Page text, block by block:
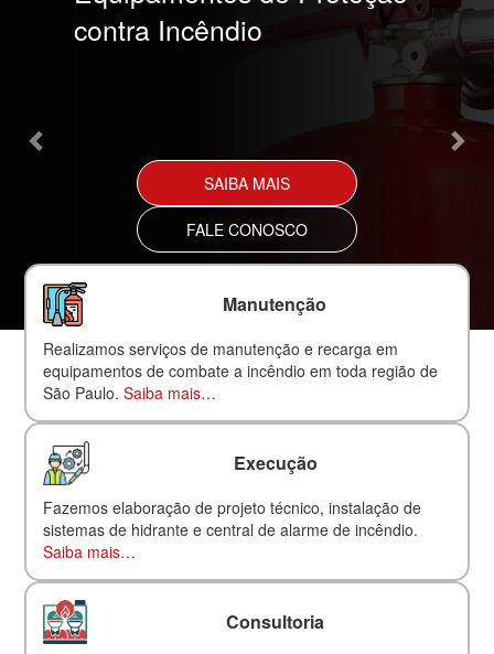
contra Incêndio
SAIBA MAIS
FALE CONOSCO
Manutenção
Realizamos serviços de manutenção e recarga em
equipamentos de combate a incêndio em toda região de
São Paulo.Saiba mais…
Execução
Fazemos elaboração de projeto técnico, instalação de
sistemas de hidrante e central de alarme de incêndio.
Saiba mais…
Consultoria